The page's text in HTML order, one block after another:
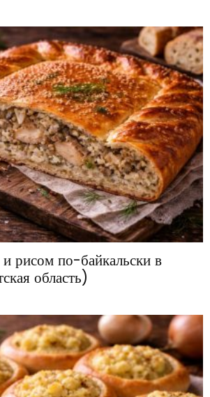
рисом по-байкальски в
область)